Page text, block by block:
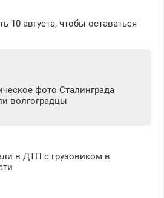
10 августа, чтобы оставаться
фото Сталинграда
волгоградцы
в ДТП с грузовиком в